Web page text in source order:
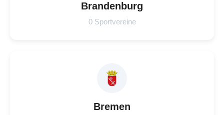
Brandenburg
0 Sportvereine
Bremen